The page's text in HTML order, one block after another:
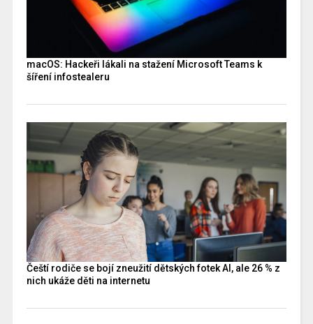
macOS: Hackeři lákali na stažení Microsoft Teams k
šíření infostealeru
Čeští rodiče se bojí zneužití dětských fotek AI, ale 26 % z
nich ukáže děti na internetu